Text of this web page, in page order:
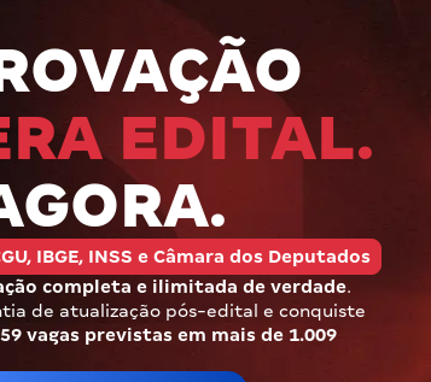
EDITAL.
IBGE, INSS e Câmara dos Deputados
completa e ilimitada de verdade.
de atualização pós-edital e conquiste
vagas previstas em mais de 1.009